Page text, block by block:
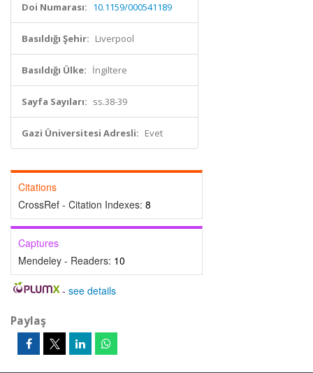
Doi Numarası: 10.1159/000541189
Basıldığı Şehir: Liverpool
Basıldığı Ülke: İngiltere
Sayfa Sayıları: ss.38-39
Gazi Üniversitesi Adresli: Evet
Citations
CrossRef - Citation Indexes: 8
Captures
Mendeley - Readers: 10
- see details
Paylaş